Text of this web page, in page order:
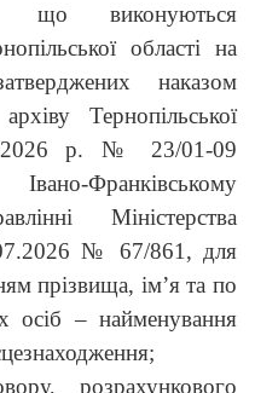
що виконуються
області на
наказом
Тернопільської
2026 р. № 23/01-09
Франківському
Міністерства
№ 67/861, для
прізвища, ім’я та по
осіб – найменування
розрахункового